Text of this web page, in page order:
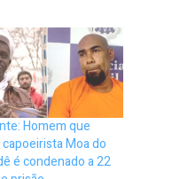
Homem que
Moa do
é condenado a 22